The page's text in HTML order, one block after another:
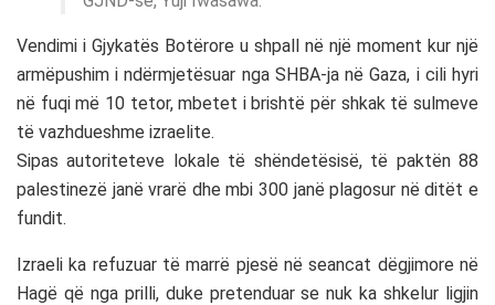
Vendimi i Gjykatës Botërore u shpall në një moment kur një
armëpushim i ndërmjetësuar nga SHBA-ja në Gaza, i cili hyri
në fuqi më 10 tetor, mbetet i brishtë për shkak të sulmeve
të vazhdueshme izraelite.
Sipas autoriteteve lokale të shëndetësisë, të paktën 88
palestinezë janë vrarë dhe mbi 300 janë plagosur në ditët e
fundit.
Izraeli ka refuzuar të marrë pjesë në seancat dëgjimore në
Hagë që nga prilli, duke pretenduar se nuk ka shkelur ligjin